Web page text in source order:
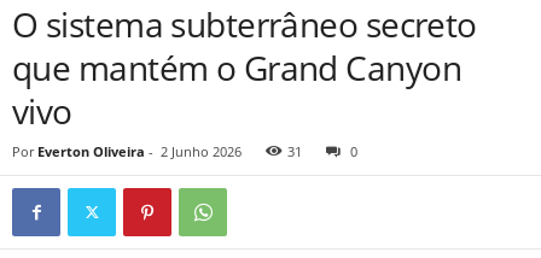
O sistema subterrâneo secreto
que mantém o Grand Canyon
vivo
Por Everton Oliveira - 2 Junho 2026 31 0